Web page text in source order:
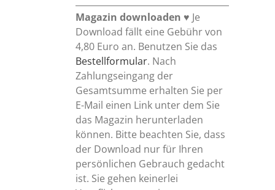
Magazin downloaden ♥ Je
Download fällt eine Gebühr von
4,80 Euro an. Benutzen Sie das
Bestellformular. Nach
Zahlungseingang der
Gesamtsumme erhalten Sie per
E-Mail einen Link unter dem Sie
das Magazin herunterladen
können. Bitte beachten Sie, dass
der Download nur für Ihren
persönlichen Gebrauch gedacht
ist. Sie gehen keinerlei